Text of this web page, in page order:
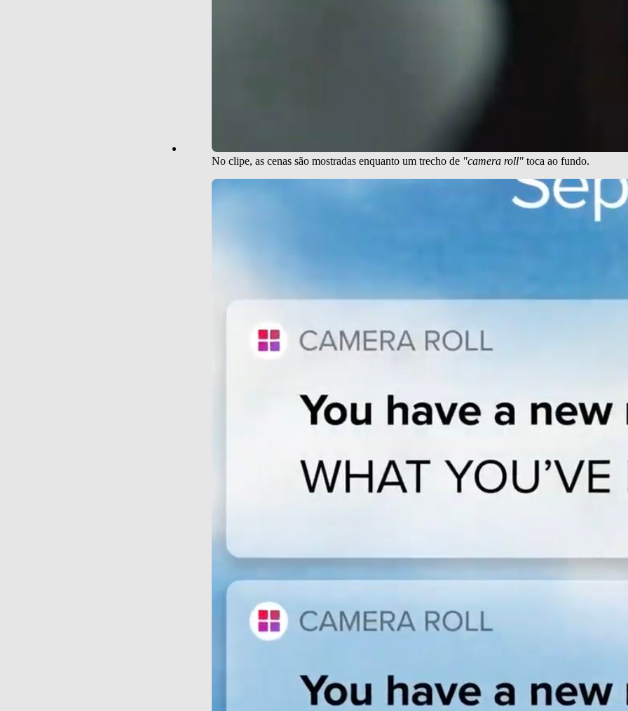
No clipe, as cenas são mostradas enquanto um trecho de "camera roll" toca ao fundo.